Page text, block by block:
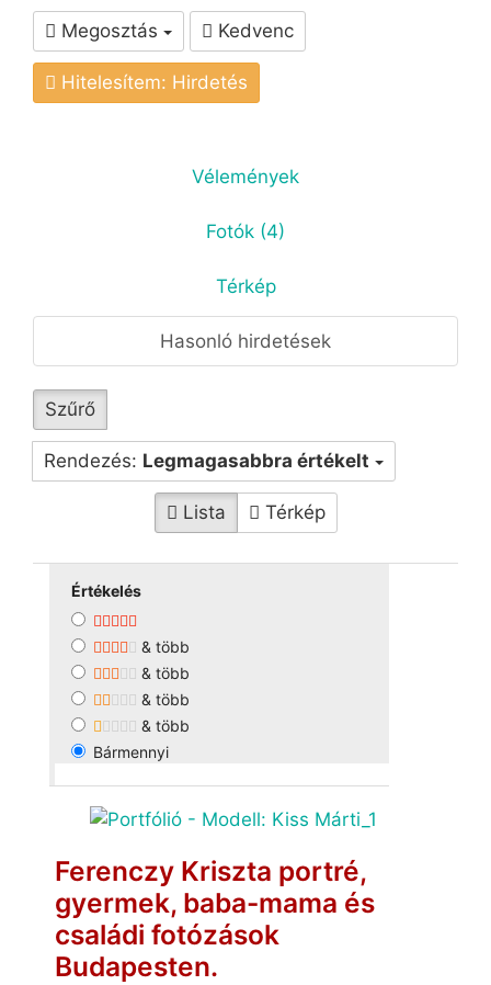
Megosztás Kedvenc
Hitelesítem: Hirdetés
Vélemények
Fotók (4)
Térkép
Hasonló hirdetések
Szűrő
Rendezés: Legmagasabbra értékelt
Lista Térkép
Értékelés
& több
& több
& több
& több
Bármennyi
Ferenczy Kriszta portré,
gyermek, baba-mama és
családi fotózások
Budapesten.